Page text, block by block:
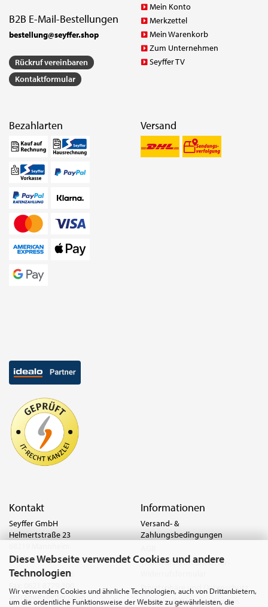
Diese Webseite verwendet Cookies und andere
Technologien
Wir verwenden Cookies und ähnliche Technologien, auch von Drittanbietern,
um die ordentliche Funktionsweise der Website zu gewährleisten, die
B2B E-Mail-Bestellungen
bestellung@seyffer.shop
Rückruf vereinbaren
Kontaktformular
Mein Konto
Merkzettel
Mein Warenkorb
Zum Unternehmen
Seyffer TV
Bezahlarten Versand
Kontakt
Seyffer GmbH
Helmertstraße 23
Deutschland
Tel.:0621 8779-555
anfrage@seyffer.shop
Informationen
Versand- &
Zahlungsbedingungen
Widerrufsrecht & Muster-
Privatsphäre und Datenschutz
Batterie- & Recyclinghinweis